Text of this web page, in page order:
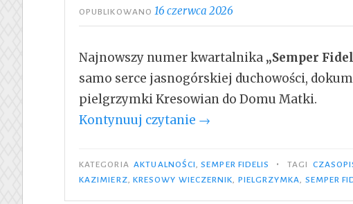
OPUBLIKOWANO16 czerwca 2026
Najnowszy numer kwartalnika „Semper
samo serce jasnogórskiej duchowości,
pielgrzymki Kresowian do Domu Matki.
Kontynuuj czytanie „Semper
Nr
2/2026”
→
KATEGORIA AKTUALNOŚCI ,SEMPER FIDELIS • TAGI
KAZIMIERZ KRESOWY WIECZERNIK PIELGRZYMKA SEMPER